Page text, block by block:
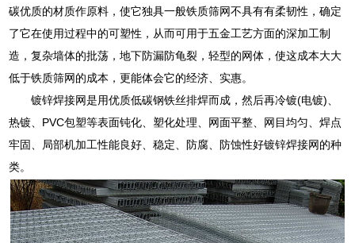
碳优质的材质作原料，使它独具一般铁质筛网不具有有柔韧性，确定
了它在使用过程中的可塑性，从而可用于五金工艺方面的深加工制
造，复杂墙体的批荡，地下防漏防龟裂，轻型的网体，使这成本大大
低于铁质筛网的成本，更能体会它的经济、实惠。
镀锌焊接网是用优质低碳钢铁丝排焊而成，然后再冷镀(电镀)、
热镀、PVC包塑等表面钝化、塑化处理、网面平整、网目均匀、焊点
牢固、局部机加工性能良好、稳定、防腐、防蚀性好镀锌焊接网的种
类。